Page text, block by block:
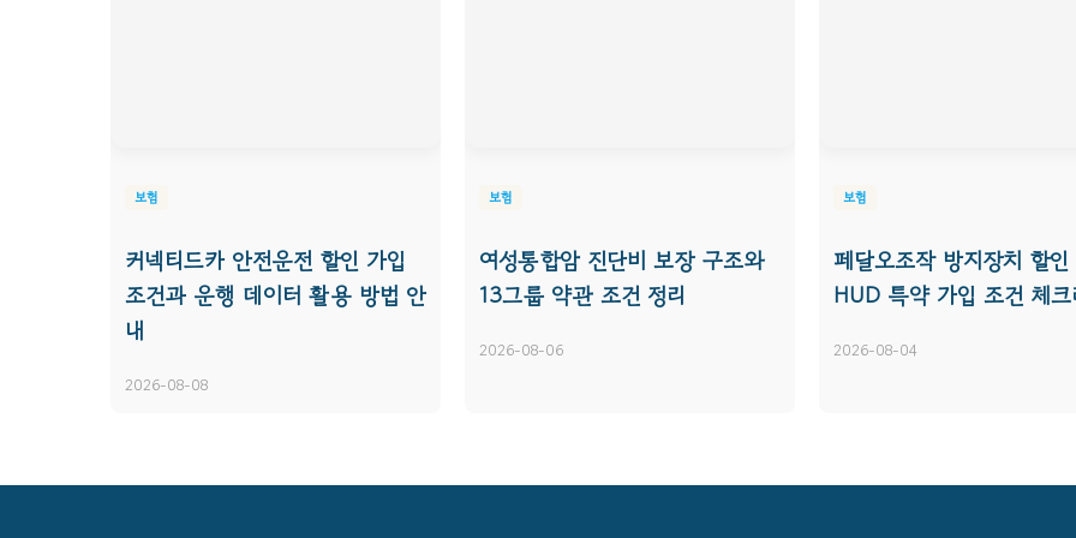
보험
커넥티드카 안전운전 할인 가입
조건과 운행 데이터 활용 방법 안
내
2026-08-08
보험
여성통합암 진단비 보장 구조와
13그룹 약관 조건 정리
2026-08-06
보험
페달오조작 방지장치 할인
HUD 특약 가입 조건 체크
2026-08-04